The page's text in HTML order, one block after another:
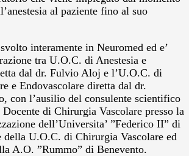
al paziente fino al suo
interamente in Neuromed ed e’
tra U.O.C. di Anestesia e
dal dr. Fulvio Aloj e l’U.O.C. di
e Endovascolare diretta dal dr.
con l’ausilio del consulente scientifico
di Chirurgia Vascolare presso la
dell’Universita’ ”Federico II” di
U.O.C. di Chirurgia Vascolare ed
A.O. ”Rummo” di Benevento.